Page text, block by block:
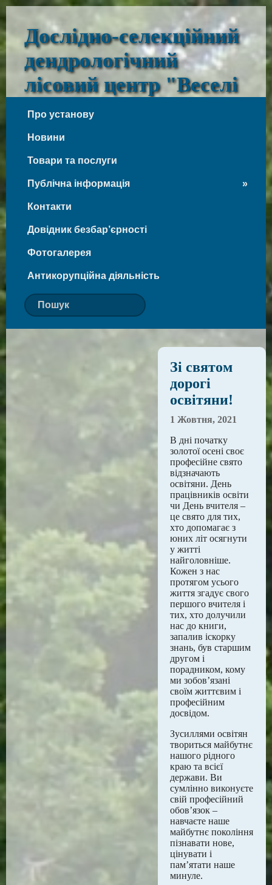
Дослідно-селекційний
дендрологічний
лісовий центр "Веселі
Боковеньки"
Веселі Боковеньки
Про установу
Новини
Товари та послуги
Публічна інформація
Контакти
Довідник безбар’єрності
Фотогалерея
Антикорупційна діяльність
Зі святом
дорогі
освітяни!
1 Жовтня, 2021
В дні початку
золотої осені своє
професійне свято
відзначають
освітяни. День
працівників освіти
чи День вчителя –
це свято для тих,
хто допомагає з
юних літ осягнути
у житті
найголовніше.
Кожен з нас
протягом усього
життя згадує свого
першого вчителя і
тих, хто долучили
нас до книги,
запалив іскорку
знань, був старшим
другом і
порадником, кому
ми зобов’язані
своїм життєвим і
професійним
досвідом.
Зусиллями освітян
твориться майбутнє
нашого рідного
краю та всієї
держави. Ви
сумлінно виконуєте
свій професійний
обов’язок –
навчаєте наше
майбутнє покоління
пізнавати нове,
цінувати і
пам’ятати наше
минуле.